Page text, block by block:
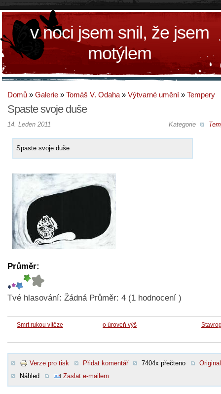
v noci jsem snil, že jsem
motýlem
Domů » Galerie » Tomáš V. Odaha » Výtvarné umění » Tempery
Spaste svoje duše
Kategorie
14. Leden 2011
Spaste svoje duše
Průměr:
Tvé hlasování: Žádná Průměr: 4 (1 hodnocení )
Smrt rukou vítěze o úroveň výš
Verze pro tisk Přidat komentář 7404x přečteno
Original
Náhled
Zaslat e-mailem